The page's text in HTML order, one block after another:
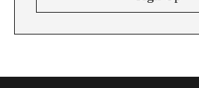
Instagram